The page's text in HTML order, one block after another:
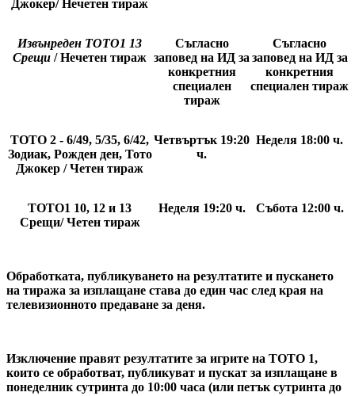
Джокер/ Нечетен тираж
Извънреден ТОТО1 13
Срещи / Нечетен тираж
Съгласно
заповед на ИД за
конкретния
специален
тираж
Съгласно
заповед на ИД за
конкретния
специален тираж
ТОТО 2 - 6/49, 5/35, 6/42,
Зодиак, Рожден ден, Тото
Джокер / Четен тираж
Четвъртък 19:20
ч.
Неделя 18:00 ч.
ТОТО1 10, 12 и 13
Срещи/ Четен тираж
Неделя 19:20 ч. Събота 12:00 ч.
Обработката, публикуването на резултатите и пускането
на тиража за изплащане става до един час след края на
телевизионното предаване за деня.
Изключение правят резултатите за игрите на ТОТО 1,
които се обработват, публикуват и пускат за изплащане в
понеделник сутринта до 10:00 часа (или петък сутринта до